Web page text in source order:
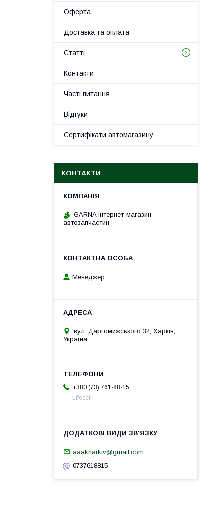
Оферта
Доставка та оплата
Статті
Контакти
Часті питання
Відгуки
Сертифікати автомагазину
КОНТАКТИ
GARNA інтернет-магазин
автозапчастин
Менеджер
вул. Даргомижського 32, Харків,
Україна
+380 (73) 761-88-15
Lifecell
aaakharkiv@gmail.com
0737618815